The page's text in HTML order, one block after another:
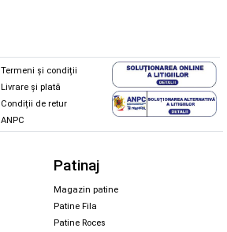
Termeni și condiții
Livrare și plată
Condiții de retur
ANPC
Patinaj
Magazin patine
Patine Fila
Patine Roces